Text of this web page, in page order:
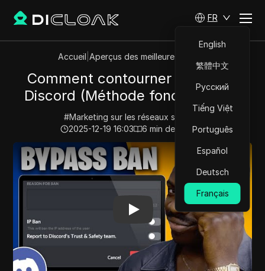
FR
English
繁體中文
Русский
Tiếng Việt
Português
Español
Deutsch
Français
Accueil Aperçus des meilleures vidéos
Comment contourner un ban IP
Discord (Méthode fonctionnelle)
#Marketing sur les réseaux sociaux
2025-12-19 16:03
6 min de lecture
Play Video:Comment contourner un ban IP Discord